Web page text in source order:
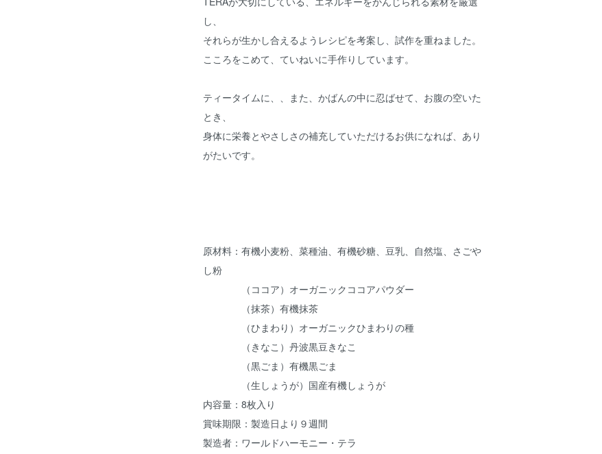
し、
それらが生かし合えるようレシピを考案し、試作を重ねました。
こころをこめて、ていねいに手作りしています。
ティータイムに、、また、かばんの中に忍ばせて、お腹の空いた
とき、
身体に栄養とやさしさの補充していただけるお供になれば、あり
がたいです。
原材料：有機小麦粉、菜種油、有機砂糖、豆乳、自然塩、さごや
し粉
（ココア）オーガニックココアパウダー
（抹茶）有機抹茶
（ひまわり）オーガニックひまわりの種
（きなこ）丹波黒豆きなこ
（黒ごま）有機黒ごま
（生しょうが）国産有機しょうが
内容量：8枚入り
賞味期限：製造日より９週間
製造者：ワールドハーモニー・テラ